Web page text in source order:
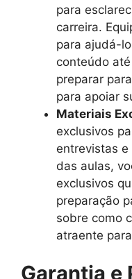
para
carreira.
para ajudá-
conteúdo
preparar
para apoiar
Materiais
exclusivos
entrevistas e
das aulas,
exclusivos
preparação
sobre como
atraente
Garantia e